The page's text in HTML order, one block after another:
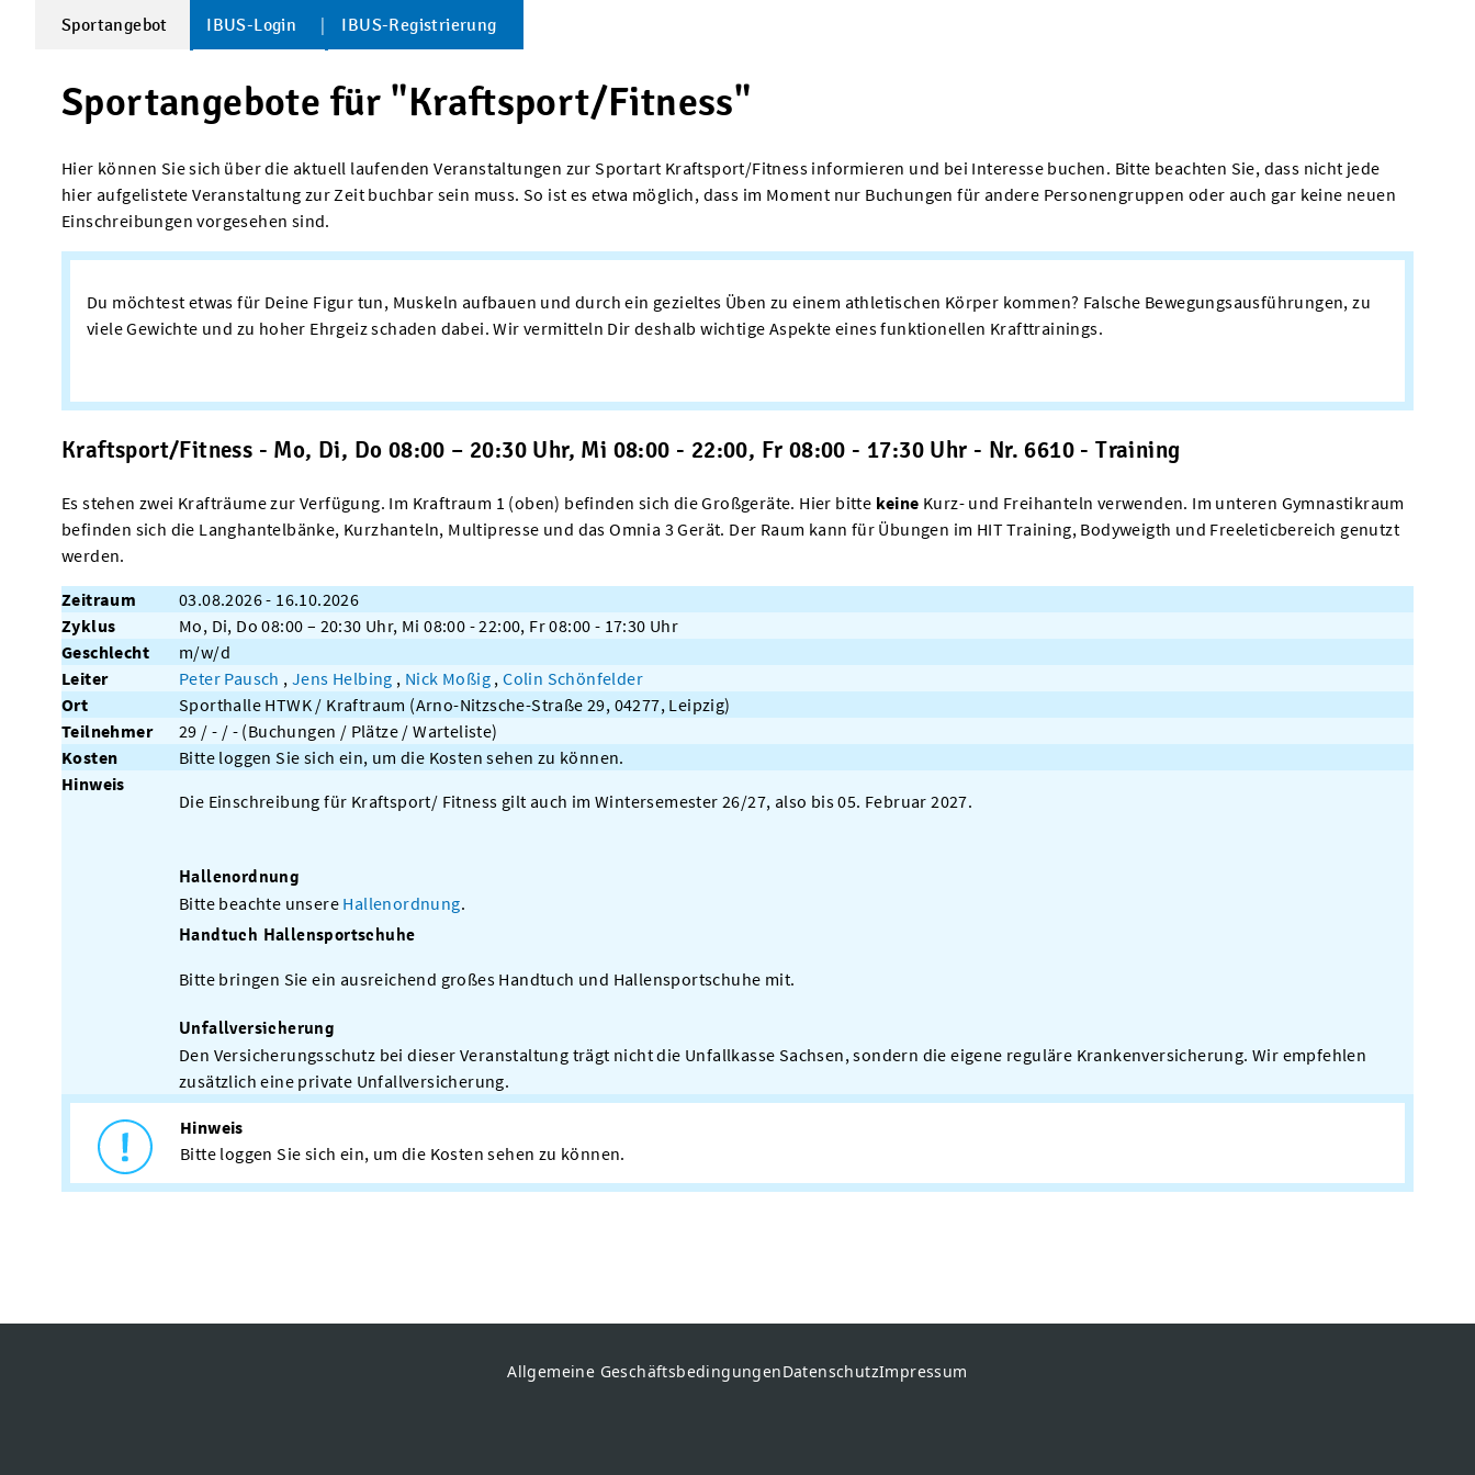
Sportangebot IBUS-Login IBUS-Registrierung
Sportangebote für "Kraftsport/Fitness"
Hier können Sie sich über die aktuell laufenden Veranstaltungen zur Sportart Kraftsport/Fitness informieren und bei Interesse buchen. Bitte beachten Sie, dass nicht jede
hier aufgelistete Veranstaltung zur Zeit buchbar sein muss. So ist es etwa möglich, dass im Moment nur Buchungen für andere Personengruppen oder auch gar keine neuen
Einschreibungen vorgesehen sind.
Du möchtest etwas für Deine Figur tun, Muskeln aufbauen und durch ein gezieltes Üben zu einem athletischen Körper kommen? Falsche Bewegungsausführungen, zu
viele Gewichte und zu hoher Ehrgeiz schaden dabei. Wir vermitteln Dir deshalb wichtige Aspekte eines funktionellen Krafttrainings.
Kraftsport/Fitness - Mo, Di, Do 08:00 – 20:30 Uhr, Mi 08:00 - 22:00, Fr 08:00 - 17:30 Uhr - Nr. 6610 - Training
Es stehen zwei Krafträume zur Verfügung. Im Kraftraum 1 (oben) befinden sich die Großgeräte. Hier bitte keine Kurz- und Freihanteln verwenden. Im unteren Gymnastikraum
befinden sich die Langhantelbänke, Kurzhanteln, Multipresse und das Omnia 3 Gerät. Der Raum kann für Übungen im HIT Training, Bodyweigth und Freeleticbereich genutzt
werden.
Zeitraum
03.08.2026 - 16.10.2026
Zyklus
Mo, Di, Do 08:00 – 20:30 Uhr, Mi 08:00 - 22:00, Fr 08:00 - 17:30 Uhr
Geschlecht
m/w/d
Leiter
Peter Pausch ,Jens Helbing , Nick Moßig ,Colin Schönfelder
Ort
Sporthalle HTWK / Kraftraum (Arno-Nitzsche-Straße 29, 04277, Leipzig)
Teilnehmer
29 / - / - (Buchungen / Plätze / Warteliste)
Kosten
Bitte loggen Sie sich ein, um die Kosten sehen zu können.
Hinweis
Die Einschreibung für Kraftsport/ Fitness gilt auch im Wintersemester 26/27, also bis 05. Februar 2027.
Hallenordnung
Bitte beachte unsere Hallenordnung.
Handtuch Hallensportschuhe
Bitte bringen Sie ein ausreichend großes Handtuch und Hallensportschuhe mit.
Unfallversicherung
Den Versicherungsschutz bei dieser Veranstaltung trägt nicht die Unfallkasse Sachsen, sondern die eigene reguläre Krankenversicherung. Wir empfehlen
zusätzlich eine private Unfallversicherung.
Hinweis
Bitte loggen Sie sich ein, um die Kosten sehen zu können.
Allgemeine GeschäftsbedingungenDatenschutzImpressum